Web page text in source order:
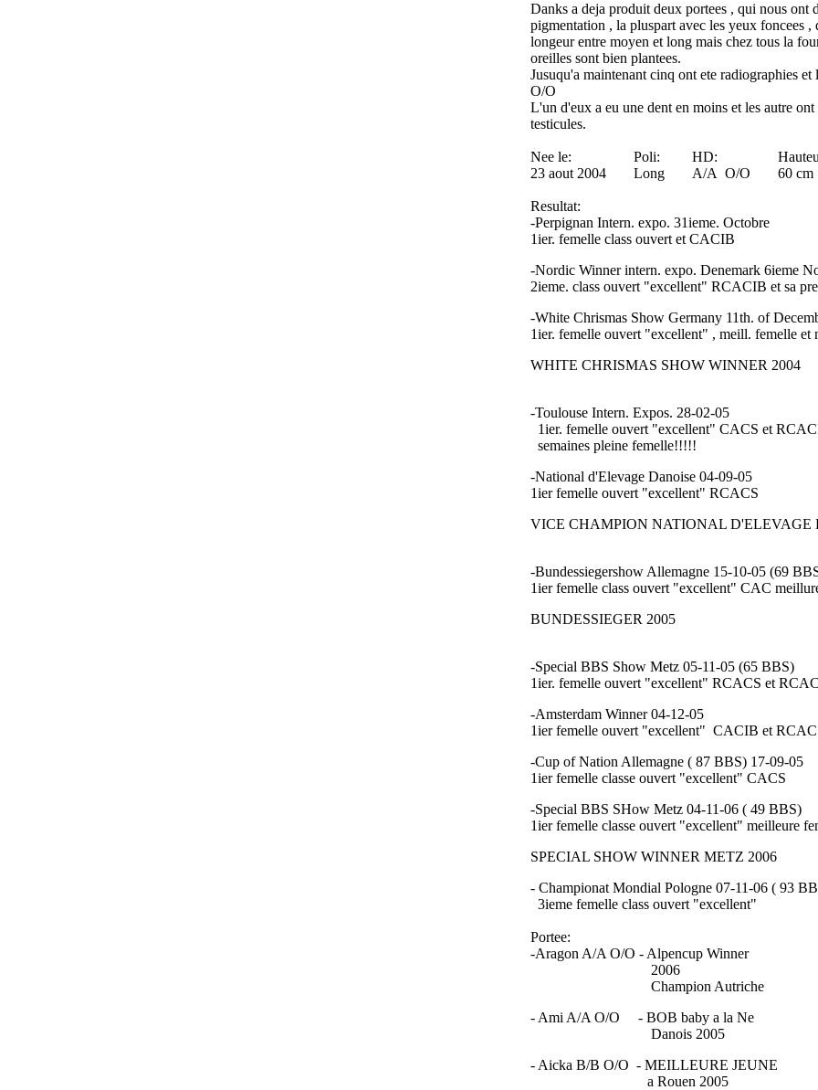
Danks a deja produit deux portees , qui nous ont
pigmentation , la pluspart avec les yeux foncees
longeur entre moyen et long mais chez tous la
oreilles sont bien plantees.
Jusuqu'a maintenant cinq ont ete radiographies
O/O
L'un d'eux a eu une dent en moins et les autre
testicules.
Nee le: Poli: HD:
23 aout 2004
Long A/A O/O 60 cm
Resultat:
-Perpignan Intern. expo. 31ieme. Octobre
1ier. femelle class ouvert et CACIB
-Nordic Winner intern. expo. Denemark 6ieme
2ieme. class ouvert "excellent" RCACIB et sa
-White Chrismas Show Germany 11th. of
1ier. femelle ouvert "excellent" , meill. femelle et
WHITE CHRISMAS SHOW WINNER 2004
-Toulouse Intern. Expos. 28-02-05
1ier. femelle ouvert "excellent" CACS et
semaines pleine femelle!!!!!
-National d'Elevage Danoise 04-09-05
1ier femelle ouvert "excellent" RCACS
VICE CHAMPION NATIONAL D'ELEVAGE
-Bundessiegershow Allemagne 15-10-05 (69
1ier femelle class ouvert "excellent" CAC
BUNDESSIEGER 2005
-Special BBS Show Metz 05-11-05 (65 BBS)
1ier. femelle ouvert "excellent" RCACS et
-Amsterdam Winner 04-12-05
1ier femelle ouvert "excellent" CACIB et
-Cup of Nation Allemagne ( 87 BBS) 17-09-05
1ier femelle classe ouvert "excellent" CACS
-Special BBS SHow Metz 04-11-06 ( 49 BBS)
1ier femelle classe ouvert "excellent" meilleure
SPECIAL SHOW WINNER METZ 2006
- Championat Mondial Pologne 07-11-06 ( 93
3ieme femelle class ouvert "excellent"
Portee:
-Aragon A/A O/O - Alpencup Winner
2006
Champion Autriche
- Ami A/A O/O - BOB baby a la Ne
Danois 2005
- Aicka B/B O/O - MEILLEURE JEUNE
a Rouen 2005